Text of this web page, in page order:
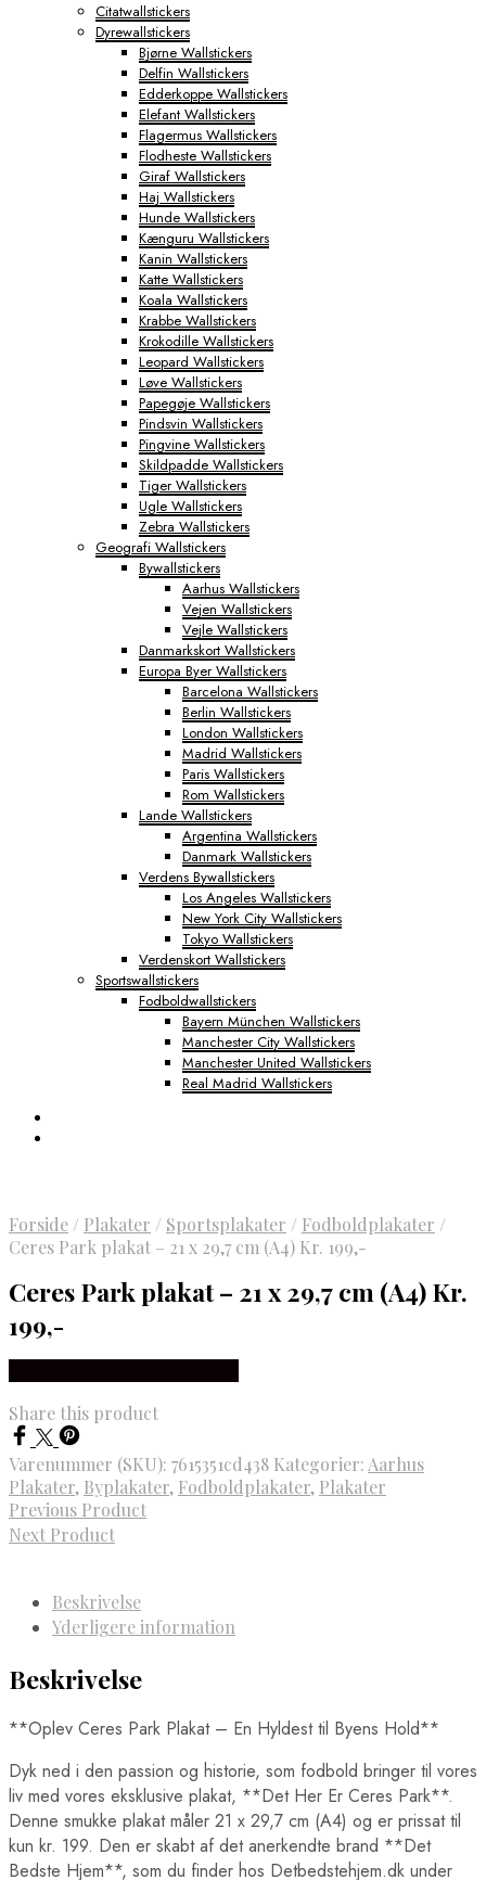
Citatwallstickers
Dyrewallstickers
Bjørne Wallstickers
Delfin Wallstickers
Edderkoppe Wallstickers
Elefant Wallstickers
Flagermus Wallstickers
Flodheste Wallstickers
Giraf Wallstickers
Haj Wallstickers
Hunde Wallstickers
Kænguru Wallstickers
Kanin Wallstickers
Katte Wallstickers
Koala Wallstickers
Krabbe Wallstickers
Krokodille Wallstickers
Leopard Wallstickers
Løve Wallstickers
Papegøje Wallstickers
Pindsvin Wallstickers
Pingvine Wallstickers
Skildpadde Wallstickers
Tiger Wallstickers
Ugle Wallstickers
Zebra Wallstickers
Geografi Wallstickers
Bywallstickers
Aarhus Wallstickers
Vejen Wallstickers
Vejle Wallstickers
Danmarkskort Wallstickers
Europa Byer Wallstickers
Barcelona Wallstickers
Berlin Wallstickers
London Wallstickers
Madrid Wallstickers
Paris Wallstickers
Rom Wallstickers
Lande Wallstickers
Argentina Wallstickers
Danmark Wallstickers
Verdens Bywallstickers
Los Angeles Wallstickers
New York City Wallstickers
Tokyo Wallstickers
Verdenskort Wallstickers
Sportswallstickers
Fodboldwallstickers
Bayern München Wallstickers
Manchester City Wallstickers
Manchester United Wallstickers
Real Madrid Wallstickers
Forside / Plakater / Sportsplakater / Fodboldplakater /
Ceres Park plakat – 21 x 29,7 cm (A4) Kr. 199,-
Ceres Park plakat – 21 x 29,7 cm (A4) Kr.
199,-
Share this product
Varenummer (SKU): 7615351cd438 Kategorier:Aarhus
Plakater, Byplakater, Fodboldplakater, Plakater
Previous Product
Next Product
Beskrivelse
Yderligere information
Beskrivelse
**Oplev Ceres Park Plakat – En Hyldest til Byens Hold**
Dyk ned i den passion og historie, som fodbold bringer til vores
liv med vores eksklusive plakat, **Det Her Er Ceres Park**.
Denne smukke plakat måler 21 x 29,7 cm (A4) og er prissat til
kun kr. 199. Den er skabt af det anerkendte brand **Det
Bedste Hjem**, som du finder hos Detbedstehjem.dk under